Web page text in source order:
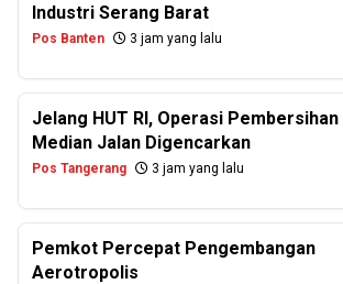
Industri Serang Barat
Pos Banten 3 jam yang lalu
Jelang HUT RI, Operasi Pembersihan
Median Jalan Digencarkan
Pos Tangerang 3 jam yang lalu
Pemkot Percepat Pengembangan
Aerotropolis